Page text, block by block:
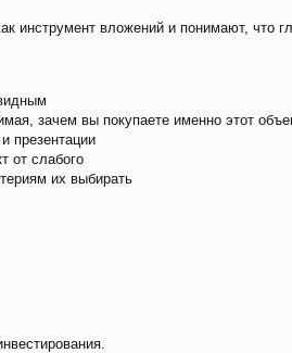
инструмент вложений и понимают, что
зачем вы покупаете именно этот
презентации
от слабого
их выбирать